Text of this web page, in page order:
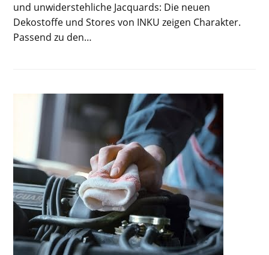
und unwiderstehliche Jacquards: Die neuen
Dekostoffe und Stores von INKU zeigen Charakter.
Passend zu den…